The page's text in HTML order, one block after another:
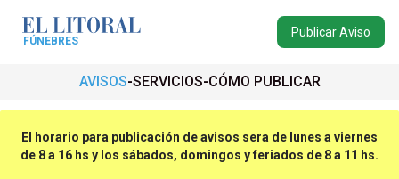
FÚNEBRES
Publicar Aviso
AVISOS SERVICIOS CÓMO PUBLICAR
El horario para publicación de avisos sera de lunes a viernes
de 8 a 16 hs y los sábados, domingos y feriados de 8 a 11 hs.